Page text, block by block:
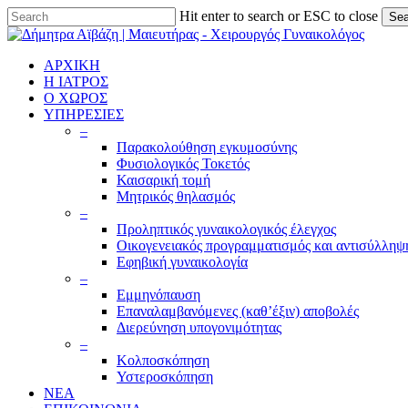
Skip
to
content
Hit enter to search or ESC to close
Close
ΑΡΧΙΚΗ
Η ΙΑΤΡΟΣ
Ο ΧΩΡΟΣ
ΥΠΗΡΕΣΙΕΣ
–
Παρακολούθηση εγκυμοσύνης
Φυσιολογικός Τοκετός
Καισαρική τομή
Μητρικός θηλασμός
–
Προληπτικός γυναικολογικός έλεγχος
Οικογενειακός προγραμματισμός και
Εφηβική γυναικολογία
–
Εμμηνόπαυση
Επαναλαμβανόμενες (καθ’έξιν) αποβολές
Διερεύνηση υπογονιμότητας
–
Κολποσκόπηση
Υστεροσκόπηση
ΝΕΑ